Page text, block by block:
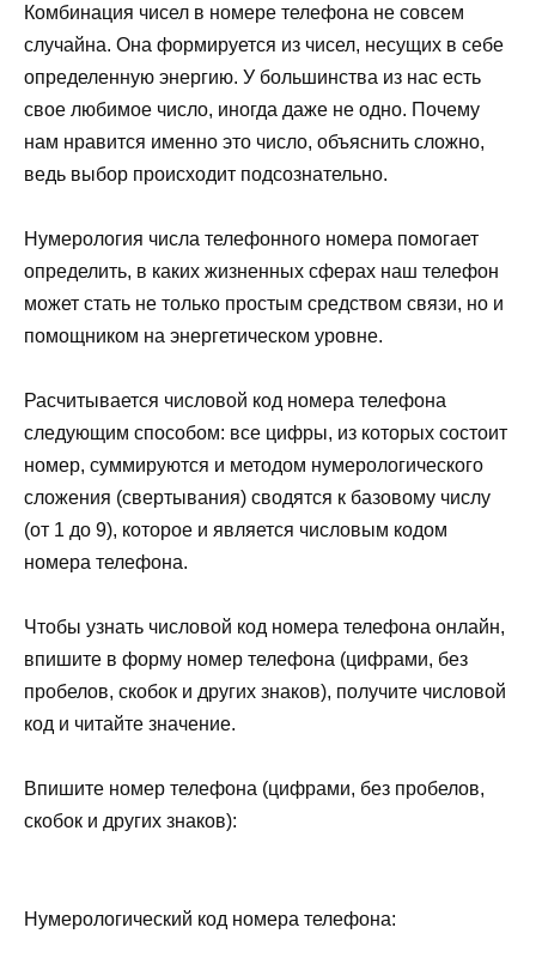
Комбинация чисел в номере телефона не совсем
случайна. Она формируется из чисел, несущих в себе
определенную энергию. У большинства из нас есть
свое любимое число, иногда даже не одно. Почему
нам нравится именно это число, объяснить сложно,
ведь выбор происходит подсознательно.
Нумерология числа телефонного номера помогает
определить, в каких жизненных сферах наш телефон
может стать не только простым средством связи, но и
помощником на энергетическом уровне.
Расчитывается числовой код номера телефона
следующим способом: все цифры, из которых состоит
номер, суммируются и методом нумерологического
сложения (свертывания) сводятся к базовому числу
(от 1 до 9), которое и является числовым кодом
номера телефона.
Чтобы узнать числовой код номера телефона онлайн,
впишите в форму номер телефона (цифрами, без
пробелов, скобок и других знаков), получите числовой
код и читайте значение.
Впишите номер телефона (цифрами, без пробелов,
скобок и других знаков):
Нумерологический код номера телефона: